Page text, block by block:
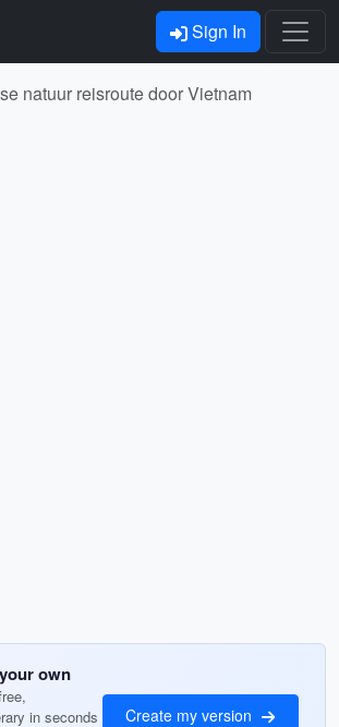
Sign In
natuur reisroute door Vietnam
own
in seconds
Create my version